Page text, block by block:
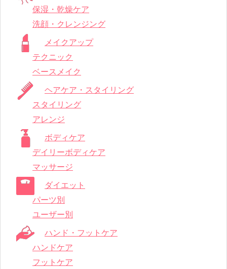
保湿・乾燥ケア
洗顔・クレンジング
メイクアップ
テクニック
ベースメイク
ヘアケア・スタイリング
スタイリング
アレンジ
ボディケア
デイリーボディケア
マッサージ
ダイエット
パーツ別
ユーザー別
ハンド・フットケア
ハンドケア
フットケア